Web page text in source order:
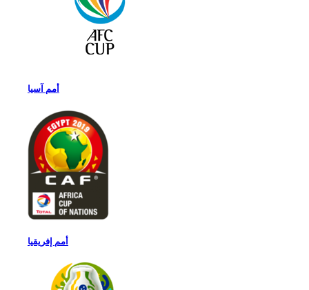
أمم آسيا
أمم إفريقيا